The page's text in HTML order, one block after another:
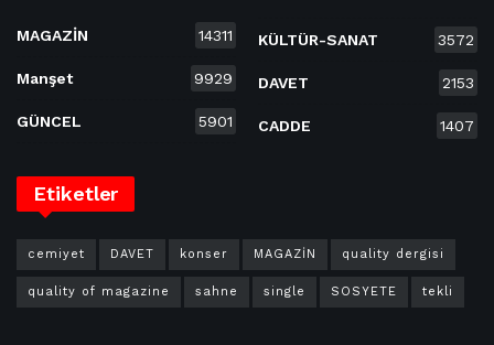
MAGAZİN 14311
Manşet 9929
GÜNCEL 5901
KÜLTÜR-SANAT 3572
DAVET 2153
CADDE 1407
Etiketler
cemiyet DAVET konser MAGAZİN quality dergisi
quality of magazine sahne single SOSYETE tekli